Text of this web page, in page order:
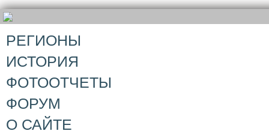
РЕГИОНЫ
ИСТОРИЯ
ФОТООТЧЕТЫ
ФОРУМ
О САЙТЕ